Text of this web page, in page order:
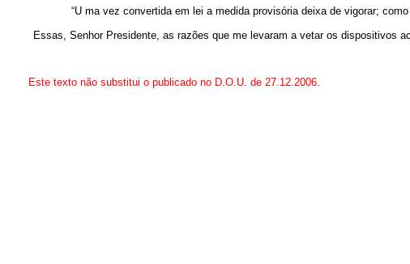
“U ma vez convertida em lei a medida provisória deixa de vigorar;
Essas, Senhor Presidente, as razões que me levaram a vetar os dispositivos
Este texto não substitui o publicado no D.O.U. de 27.12.2006.